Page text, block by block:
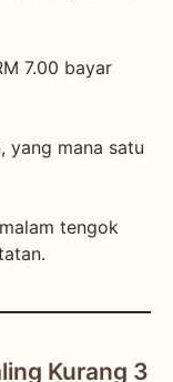
7.00 bayar
yang mana satu
tengok
Kurang 3